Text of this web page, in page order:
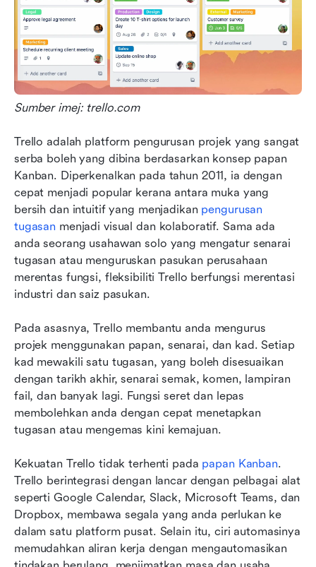
Sumber imej: trello.com
Trello adalah platform pengurusan projek yang sangat
serba boleh yang dibina berdasarkan konsep papan
Kanban. Diperkenalkan pada tahun 2011, ia dengan
cepat menjadi popular kerana antara muka yang
bersih dan intuitif yang menjadikan pengurusan
tugasan menjadi visual dan kolaboratif. Sama ada
anda seorang usahawan solo yang mengatur senarai
tugasan atau menguruskan pasukan perusahaan
merentas fungsi, fleksibiliti Trello berfungsi merentasi
industri dan saiz pasukan.
Pada asasnya, Trello membantu anda mengurus
projek menggunakan papan, senarai, dan kad. Setiap
kad mewakili satu tugasan, yang boleh disesuaikan
dengan tarikh akhir, senarai semak, komen, lampiran
fail, dan banyak lagi. Fungsi seret dan lepas
membolehkan anda dengan cepat menetapkan
tugasan atau mengemas kini kemajuan.
Kekuatan Trello tidak terhenti pada papan Kanban.
Trello berintegrasi dengan lancar dengan pelbagai alat
seperti Google Calendar, Slack, Microsoft Teams, dan
Dropbox, membawa segala yang anda perlukan ke
dalam satu platform pusat. Selain itu, ciri automasinya
memudahkan aliran kerja dengan mengautomasikan